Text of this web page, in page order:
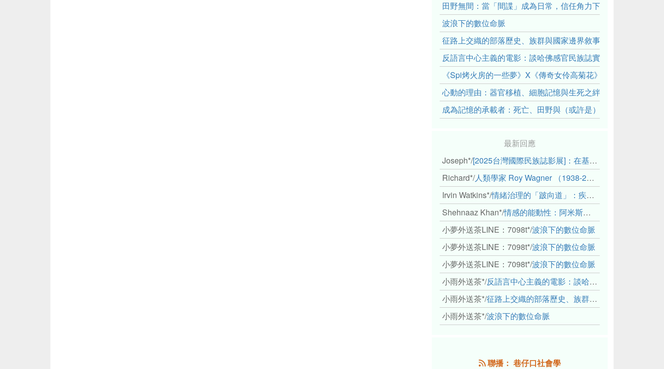
田野無間：當「間諜」成為日常，信任角力下的情感伏流
波浪下的數位命脈
征路上交織的部落歷史、族群與國家邊界敘事： 《路有多長》
反語言中心主義的電影：談哈佛感官民族誌實驗室
《Spi烤火房的一些夢》X《傳奇女伶高菊花》： 透過紀錄片
心動的理由：器官移植、細胞記憶與生死之絆
成為記憶的承載者：死亡、田野與（或許是）人類學的成年禮
最新回應
Joseph*/[2025台灣國際民族誌影展]：在基礎設施的邊緣，聆聽人的呼吸
Richard*/人類學家 Roy Wagner （1938-2018）
Irvin Watkins*/情緒治理的「跛向道」：疾病與文化象徵的轉變舉例
Shehnaaz Khan*/情感的能動性：阿米斯音樂節的「對話觀察」
小夢外送茶LINE：7098t*/波浪下的數位命脈
小夢外送茶LINE：7098t*/波浪下的數位命脈
小夢外送茶LINE：7098t*/波浪下的數位命脈
小雨外送茶*/反語言中心主義的電影：談哈佛感官民族誌實驗室
小雨外送茶*/征路上交織的部落歷史、族群與國家邊界敘事： 《路有多長》、《高砂的翅膀》、《檔案／李光輝》
小雨外送茶*/波浪下的數位命脈
聯播： 巷仔口社會學